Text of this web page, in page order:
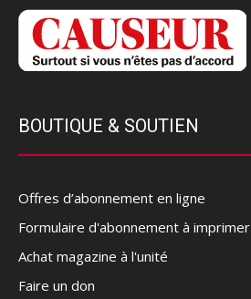
BOUTIQUE & SOUTIEN
Offres d’abonnement en ligne
Formulaire d'abonnement à imprimer
Achat magazine à l'unité
Faire un don